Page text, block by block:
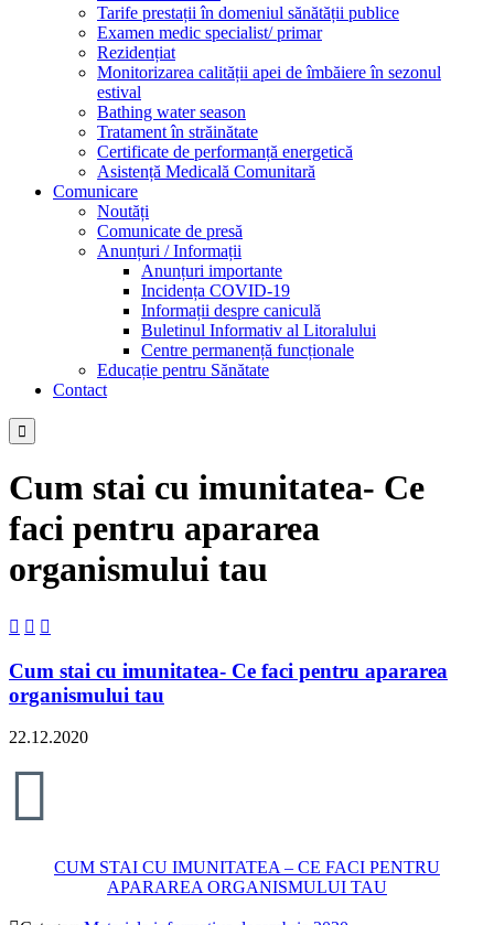
Tarife prestații în domeniul sănătății publice
Examen medic specialist/ primar
Rezidențiat
Monitorizarea calității apei de îmbăiere în sezonul
estival
Bathing water season
Tratament în străinătate
Certificate de performanță energetică
Asistență Medicală Comunitară
Comunicare
Noutăți
Comunicate de presă
Anunțuri / Informații
Anunțuri importante
Incidența COVID-19
Informații despre caniculă
Buletinul Informativ al Litoralului
Centre permanență funcționale
Educație pentru Sănătate
Contact

Cum stai cu imunitatea- Ce
faci pentru apararea
organismului tau
  
Cum stai cu imunitatea- Ce faci pentru apararea
organismului tau
22.12.2020

CUM STAI CU IMUNITATEA – CE FACI PENTRU
APARAREA ORGANISMULUI TAU